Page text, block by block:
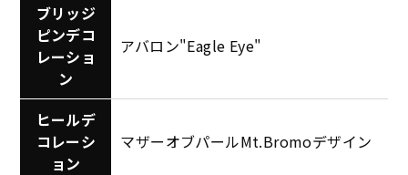
ブリッジ
ピンデコ
レーショ
ン
アバロン"Eagle Eye"
ヒールデ
コレーシ
ョン
マザーオブパールMt.Bromoデザイン